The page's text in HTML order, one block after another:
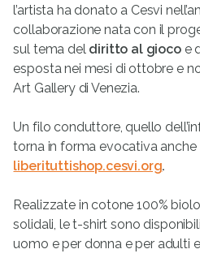
l’artista ha donato a Cesvi
collaborazione nata con il
sul tema del diritto al giocoe
esposta nei mesi di ottobre e
Art Gallery di Venezia.
Un filo conduttore, quello
torna in forma evocativa
liberituttishop.cesvi.org.
Realizzate in cotone 100%
solidali, le t-shirt sono
uomo e per donna e per adulti